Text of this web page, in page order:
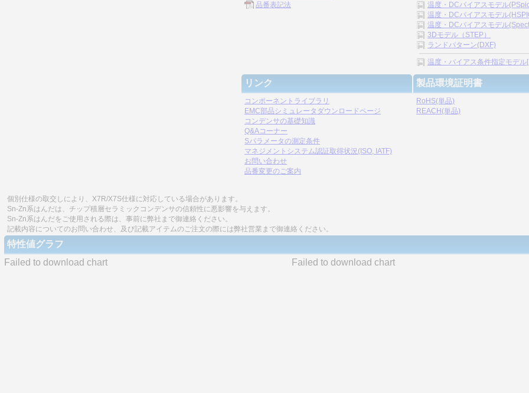
品番表記法
温度・DCバイアスモデル
温度・DCバイアスモデル
温度・DCバイアスモデル
3Dモデル（STEP）
ランドパターン(DXF)
温度・バイアス条件指定モデル
リンク
コンポーネントライブラリ
EMC部品シミュレータダウンロードページ
コンデンサの基礎知識
Q&Aコーナー
Sパラメータの測定条件
マネジメントシステム認証取得状況(ISO, IATF)
お問い合わせ
品番変更のご案内
製品環境証明書
RoHS(単品)
REACH(単品)
個別仕様の取交しにより、X7R/X7S仕様に対応している場合があります。
Sn-Zn系はんだは、チップ積層セラミックコンデンサの信頼性に悪影響を与えます。
Sn-Zn系はんだをご使用される際は、事前に弊社まで御連絡ください。
記載内容についてのお問い合わせ、及び記載アイテムのご注文の際には弊社営業まで御連絡ください。
特性値グラフ
Failed to download chart
Failed to download chart